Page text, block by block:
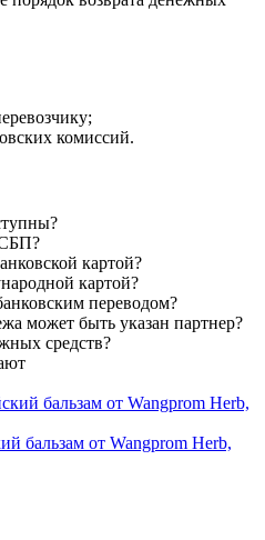
комиссий.
картой?
картой?
переводом?
может быть указан партнер?
средств?
бальзам от Wangprom Herb,